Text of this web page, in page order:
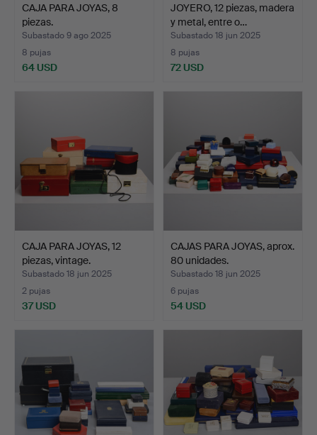
CAJA PARA JOYAS, 8
piezas.
Subastado 9 ago 2025
8 pujas
64 USD
JOYERO, 12 piezas, madera
y metal, entre o…
Subastado 18 jun 2025
8 pujas
72 USD
CAJA PARA JOYAS, 12
piezas, vintage.
Subastado 18 jun 2025
2 pujas
37 USD
CAJAS PARA JOYAS, aprox.
80 unidades.
Subastado 18 jun 2025
6 pujas
54 USD